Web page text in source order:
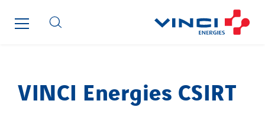
VINCI Energies CSIRT
Elec Ouest
Elec-sa
Eltek Systems
Emil Lundgren